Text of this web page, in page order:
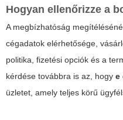
Hogyan ellenőrizze a
A megbízhatóság
cégadatok elérhetősége,
politika, fizetési opciók és a
kérdése továbbra is az, hogy e
üzletet, amely teljes körű